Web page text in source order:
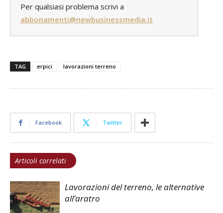
Per qualsiasi problema scrivi a
abbonamenti@newbusinessmedia.it
TAG erpici lavorazioni terreno
Facebook Twitter
Articoli correlati
Lavorazioni del terreno, le alternative
all’aratro